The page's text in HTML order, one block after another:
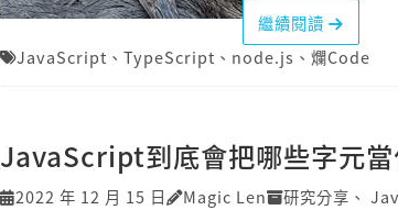
繼續閱讀
JavaScript 、 TypeScript 、 node.js 、 爛Code
JavaScript到底會把哪些字元當
2022 年 12 月 15 日 Magic Len 研究分享 、